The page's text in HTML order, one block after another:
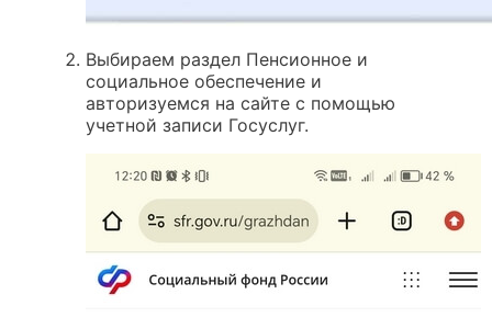
Выбираем раздел Пенсионное и
социальное обеспечение и
авторизуемся на сайте с помощью
учетной записи Госуслуг.